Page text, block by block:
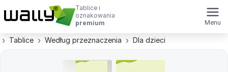
Tablice i
oznakowania
premium
Menu
Tablice Według przeznaczenia Dla dzieci